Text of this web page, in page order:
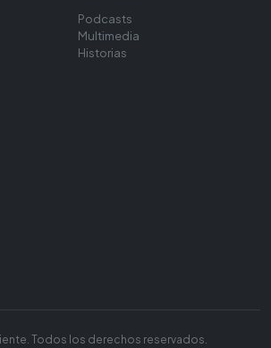
Podcasts
Multimedia
Historias
Todos los derechos reservados.